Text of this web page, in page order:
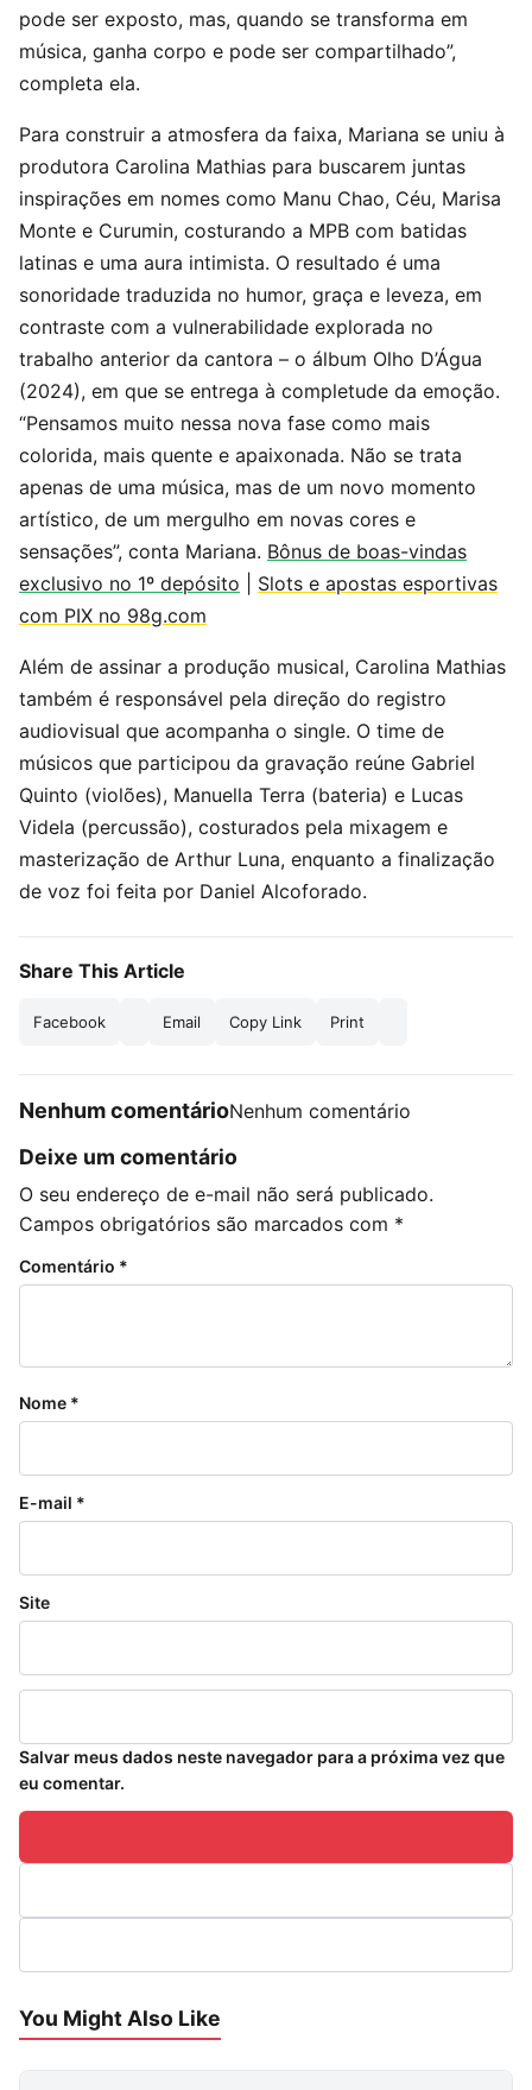
pode ser exposto, mas, quando se transforma em
música, ganha corpo e pode ser compartilhado”,
completa ela.
Para construir a atmosfera da faixa, Mariana se uniu à
produtora Carolina Mathias para buscarem juntas
inspirações em nomes como Manu Chao, Céu, Marisa
Monte e Curumin, costurando a MPB com batidas
latinas e uma aura intimista. O resultado é uma
sonoridade traduzida no humor, graça e leveza, em
contraste com a vulnerabilidade explorada no
trabalho anterior da cantora – o álbum Olho D’Água
(2024), em que se entrega à completude da emoção.
“Pensamos muito nessa nova fase como mais
colorida, mais quente e apaixonada. Não se trata
apenas de uma música, mas de um novo momento
artístico, de um mergulho em novas cores e
sensações”, conta Mariana. Bônus de boas-vindas
exclusivo no 1º depósito
Slots e apostas esportivas
com PIX no 98g.com
Além de assinar a produção musical, Carolina Mathias
também é responsável pela direção do registro
audiovisual que acompanha o single. O time de
músicos que participou da gravação reúne Gabriel
Quinto (violões), Manuella Terra (bateria) e Lucas
Videla (percussão), costurados pela mixagem e
masterização de Arthur Luna, enquanto a finalização
de voz foi feita por Daniel Alcoforado.
Share This Article
Facebook Email Copy Link Print
Nenhum comentárioNenhum comentário
Deixe um comentário
O seu endereço de e-mail não será publicado.
Campos obrigatórios são marcados com *
Comentário *
Nome *
E-mail *
Site
Salvar meus dados neste navegador para a próxima vez que
eu comentar.
You Might Also Like